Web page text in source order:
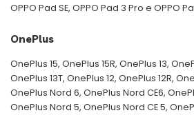
OPPO Pad SE, OPPO Pad 3 Pro e OPPO
OnePlus
OnePlus 15, OnePlus 15R, OnePlus 13,
OnePlus 13T, OnePlus 12, OnePlus 12R,
OnePlus Nord 6, OnePlus Nord CE6,
OnePlus Nord 5, OnePlus Nord CE 5,